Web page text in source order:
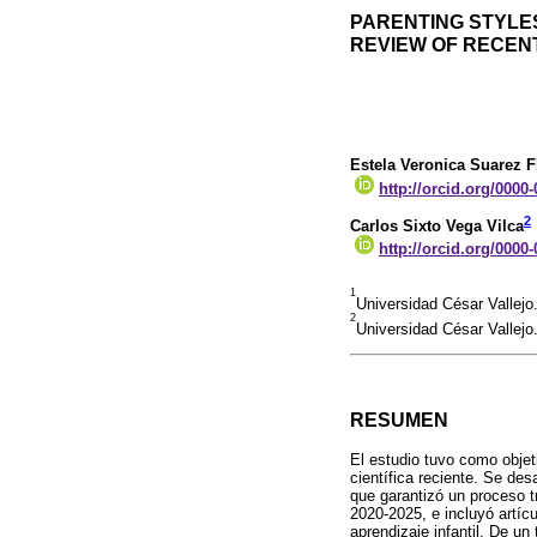
PARENTING
REVIEW OF
Estela Veronica Suarez
http://orcid.org/0000-
Carlos Sixto Vega Vilca2
http://orcid.org/0000-
1
Universidad César
2
Universidad César
RESUMEN
El estudio tuvo como
científica reciente. Se
que garantizó un proceso
2020-2025, e incluyó
aprendizaje infantil. De